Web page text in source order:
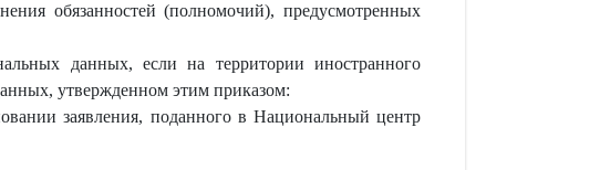
обязанностей (полномочий), предусмотренных
данных, если на территории иностранного
утвержденном этим приказом:
заявления, поданного в Национальный центр